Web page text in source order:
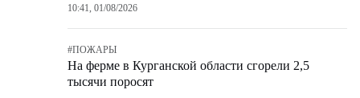
10:41, 01/08/2026
#ПОЖАРЫ
На ферме в Курганской области сгорели 2,5
тысячи поросят